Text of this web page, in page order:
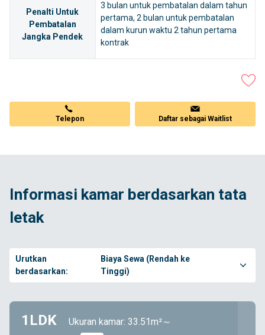
Penalti Untuk
Pembatalan
Jangka Pendek
3 bulan untuk pembatalan dalam tahun
pertama, 2 bulan untuk pembatalan
dalam kurun waktu 2 tahun pertama
kontrak
Telepon Daftar sebagai Waitlist
Informasi kamar berdasarkan tata
letak
Urutkan
berdasarkan:
Biaya Sewa (Rendah ke
Tinggi)
1LDK Ukuran kamar: 33.51m²～